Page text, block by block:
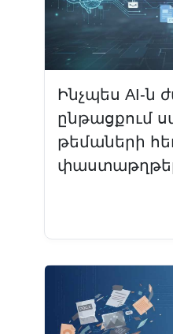
Ինչպես AI-ն
ընթացքում
թեմաների